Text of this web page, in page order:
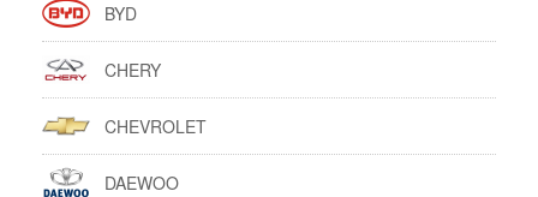
BYD
CHERY
CHEVROLET
DAEWOO